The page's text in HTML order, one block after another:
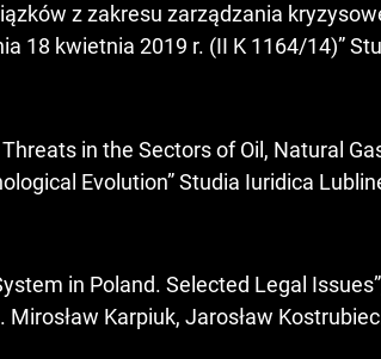
z zakresu zarządzania
18 kwietnia 2019 r. (II K 1164/14)”
in the Sectors of Oil, Natural
Evolution” Studia Iuridica
in Poland. Selected Legal
Karpiuk, Jarosław